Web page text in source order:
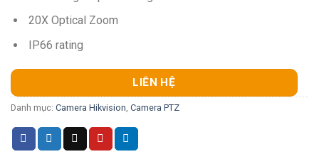
20X Optical Zoom
IP66 rating
LIÊN HỆ
Danh mục: Camera Hikvision Camera PTZ